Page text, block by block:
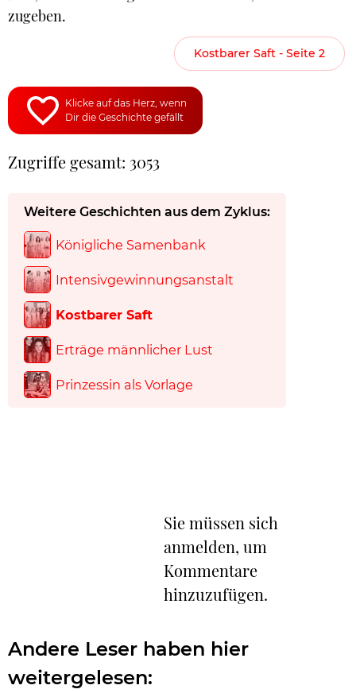
zugeben.
Kostbarer Saft - Seite 2
Klicke auf das Herz, wenn
Dir die Geschichte gefällt
Zugriffe gesamt: 3053
Weitere Geschichten aus dem Zyklus:
Königliche Samenbank
Intensivgewinnungsanstalt
Kostbarer Saft
Erträge männlicher Lust
Prinzessin als Vorlage
Sie müssen sich
anmelden, um
Kommentare
hinzuzufügen.
Andere Leser haben hier
weitergelesen: